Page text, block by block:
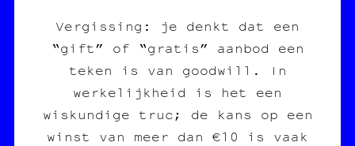
Vergissing: je denkt dat een
“gift” of “gratis” aanbod een
teken is van goodwill. In
werkelijkheid is het een
wiskundige truc; de kans op een
winst van meer dan €10 is vaak